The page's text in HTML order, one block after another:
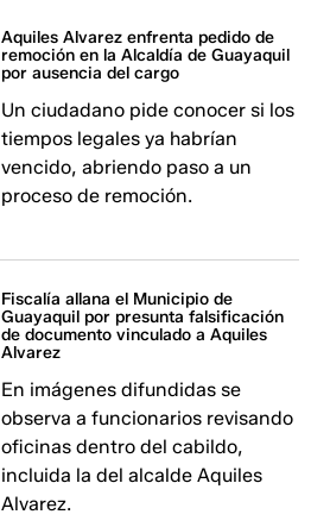
Aquiles Alvarez enfrenta pedido de
remoción en la Alcaldía de Guayaquil
por ausencia del cargo
Un ciudadano pide conocer si los
tiempos legales ya habrían
vencido, abriendo paso a un
proceso de remoción.
Fiscalía allana el Municipio de
Guayaquil por presunta falsificación
de documento vinculado a Aquiles
Alvarez
En imágenes difundidas se
observa a funcionarios revisando
oficinas dentro del cabildo,
incluida la del alcalde Aquiles
Alvarez.